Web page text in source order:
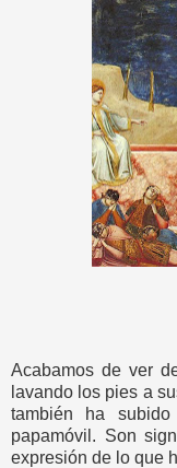
Capilla
Acabamos de ver
lavando los pies a
también ha
papamóvil. Son
expresión de lo que